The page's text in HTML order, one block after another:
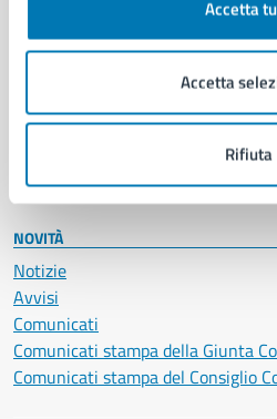
Accetta
Accetta
Rifiuta
Giustizia e sicurezza pubblica
Salute, benessere e assistenza
Servizi Cimiteriali
NOVITÀ
Notizie
Avvisi
Comunicati
Comunicati stampa della Giunta
Comunicati stampa del Consiglio